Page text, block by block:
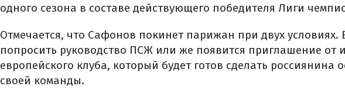
одного сезона в составе действующего победителя Лиги
Отмечается, что Сафонов покинет парижан при двух условиях.
попросить руководство ПСЖ или же появится приглашение от
европейского клуба, который будет готов сделать россиянина
своей команды.